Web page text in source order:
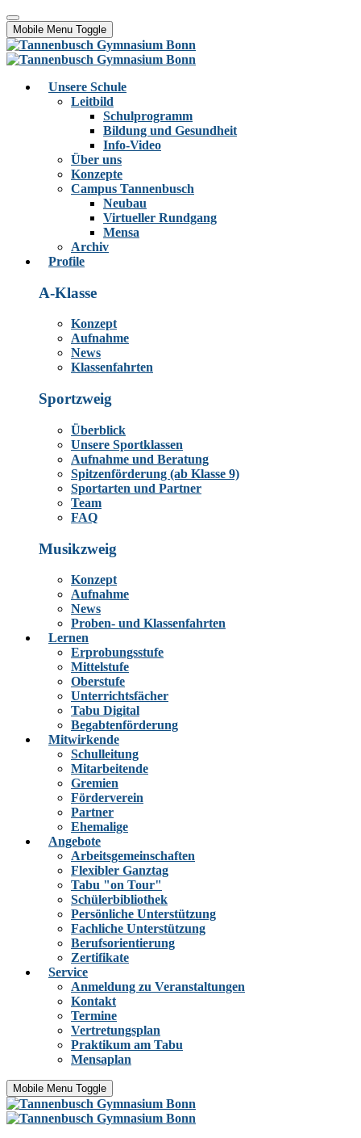
Mobile Menu Toggle
Unsere Schule
Leitbild
Schulprogramm
Bildung und Gesundheit
Info-Video
Über uns
Konzepte
Campus Tannenbusch
Neubau
Virtueller Rundgang
Mensa
Archiv
Profile
A-Klasse
Konzept
Aufnahme
News
Klassenfahrten
Sportzweig
Überblick
Unsere Sportklassen
Aufnahme und Beratung
Spitzenförderung (ab Klasse 9)
Sportarten und Partner
Team
FAQ
Musikzweig
Konzept
Aufnahme
News
Proben- und Klassenfahrten
Lernen
Erprobungsstufe
Mittelstufe
Oberstufe
Unterrichtsfächer
Tabu Digital
Begabtenförderung
Mitwirkende
Schulleitung
Mitarbeitende
Gremien
Förderverein
Partner
Ehemalige
Angebote
Arbeitsgemeinschaften
Flexibler Ganztag
Tabu "on Tour"
Schülerbibliothek
Persönliche Unterstützung
Fachliche Unterstützung
Berufsorientierung
Zertifikate
Service
Anmeldung zu Veranstaltungen
Kontakt
Termine
Vertretungsplan
Praktikum am Tabu
Mensaplan
Mobile Menu Toggle